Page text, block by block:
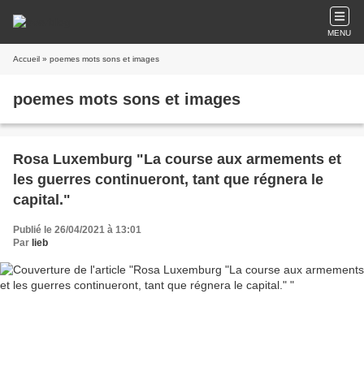
MENU
Accueil » poemes mots sons et images
poemes mots sons et images
Rosa Luxemburg "La course aux armements et
les guerres continueront, tant que régnera le
capital."
Publié le 26/04/2021 à 13:01
Par lieb